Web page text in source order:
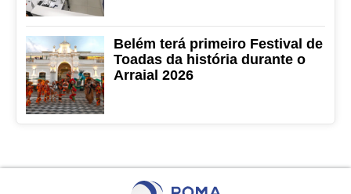
Belém terá primeiro Festival de
Toadas da história durante o
Arraial 2026